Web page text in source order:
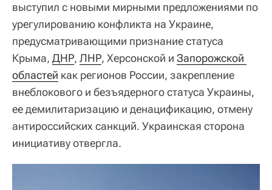
выступил с новыми мирными предложениями по
урегулированию конфликта на Украине,
предусматривающими признание статуса
Крыма, ДНР, ЛНР, Херсонской и Запорожской
областей как регионов России, закрепление
внеблокового и безъядерного статуса Украины,
ее демилитаризацию и денацификацию, отмену
антироссийских санкций. Украинская сторона
инициативу отвергла.